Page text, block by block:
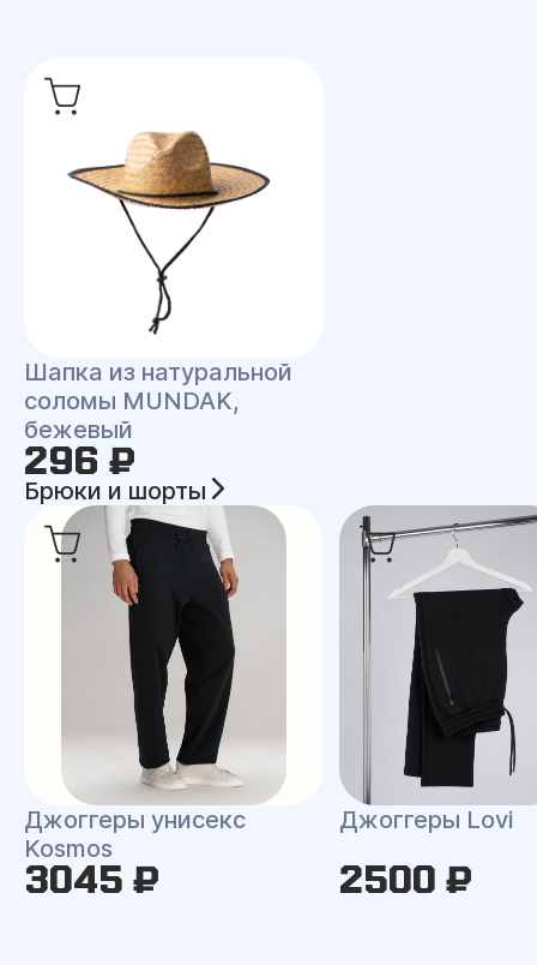
Шапка из натуральной
соломы MUNDAK,
бежевый
296 ₽
Брюки и шорты
Джоггеры унисекс
Kosmos
3045 ₽
Джоггеры Lovi
2500 ₽